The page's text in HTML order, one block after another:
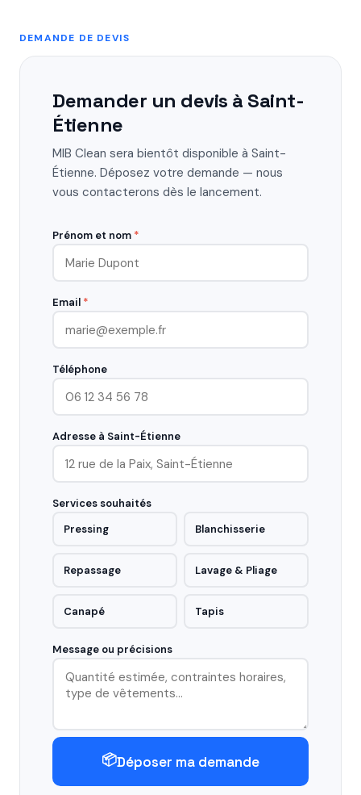
DEMANDE DE DEVIS
Demander un devis à Saint-
Étienne
MIB Clean sera bientôt disponible à Saint-
Étienne. Déposez votre demande — nous
vous contacterons dès le lancement.
Prénom et nom *
Email *
Téléphone
Adresse à Saint-Étienne
Services souhaités
Pressing
Blanchisserie
Repassage Lavage & Pliage
Canapé Tapis
Message ou précisions
📦Déposer ma demande